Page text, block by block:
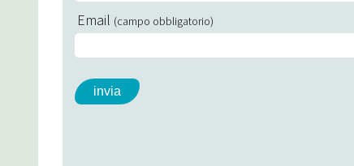
Email (campo obbligatorio)